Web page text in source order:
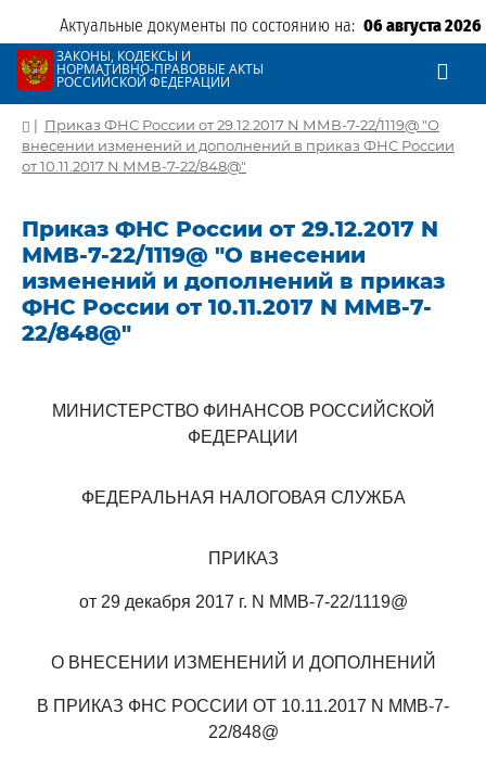
Актуальные документы по состоянию на: 06 августа 2026
ЗАКОНЫ, КОДЕКСЫ И
НОРМАТИВНО-ПРАВОВЫЕ АКТЫ
РОССИЙСКОЙ ФЕДЕРАЦИИ
| Приказ ФНС России от 29.12.2017 N ММВ-7-22/1119@ "О
внесении изменений и дополнений в приказ ФНС России
от 10.11.2017 N ММВ-7-22/848@"
Приказ ФНС России от 29.12.2017 N
ММВ-7-22/1119@ "О внесении
изменений и дополнений в приказ
ФНС России от 10.11.2017 N ММВ-7-
22/848@"
МИНИСТЕРСТВО ФИНАНСОВ РОССИЙСКОЙ
ФЕДЕРАЦИИ
ФЕДЕРАЛЬНАЯ НАЛОГОВАЯ СЛУЖБА
ПРИКАЗ
от 29 декабря 2017 г. N ММВ-7-22/1119@
О ВНЕСЕНИИ ИЗМЕНЕНИЙ И ДОПОЛНЕНИЙ
В ПРИКАЗ ФНС РОССИИ ОТ 10.11.2017 N ММВ-7-
22/848@